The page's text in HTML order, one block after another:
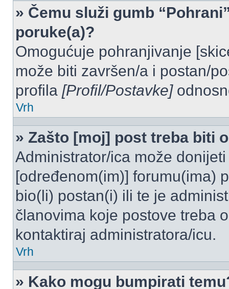
» Čemu služi gumb
poruke(a)?
Omogućuje pohranjivanje
može biti završen/a i postan/
profila [Profil/Postavke]
Vrh
» Zašto [moj] post treba biti
Administrator/ica može
[određenom(im)] forumu(ima)
bio(li) postan(i) ili te je
članovima koje postove treba
kontaktiraj administratora/icu.
Vrh
» Kako mogu bumpirati